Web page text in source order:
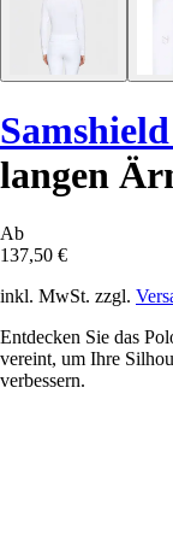
Samshield
langen
Ab
137,50 €
inkl. MwSt. zzgl.
Entdecken Sie das
vereint, um Ihre
verbessern.